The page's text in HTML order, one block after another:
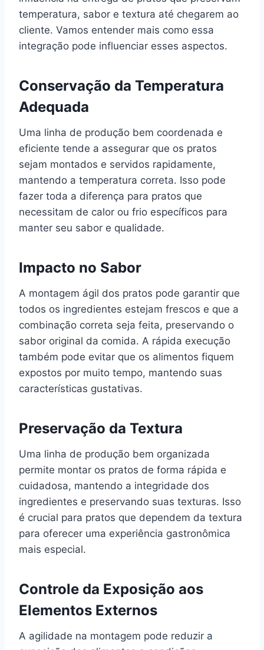
temperatura, sabor e textura até chegarem ao
cliente. Vamos entender mais como essa
integração pode influenciar esses aspectos.
Conservação da Temperatura
Adequada
Uma linha de produção bem coordenada e
eficiente tende a assegurar que os pratos
sejam montados e servidos rapidamente,
mantendo a temperatura correta. Isso pode
fazer toda a diferença para pratos que
necessitam de calor ou frio específicos para
manter seu sabor e qualidade.
Impacto no Sabor
A montagem ágil dos pratos pode garantir que
todos os ingredientes estejam frescos e que a
combinação correta seja feita, preservando o
sabor original da comida. A rápida execução
também pode evitar que os alimentos fiquem
expostos por muito tempo, mantendo suas
características gustativas.
Preservação da Textura
Uma linha de produção bem organizada
permite montar os pratos de forma rápida e
cuidadosa, mantendo a integridade dos
ingredientes e preservando suas texturas. Isso
é crucial para pratos que dependem da textura
para oferecer uma experiência gastronômica
mais especial.
Controle da Exposição aos
Elementos Externos
A agilidade na montagem pode reduzir a